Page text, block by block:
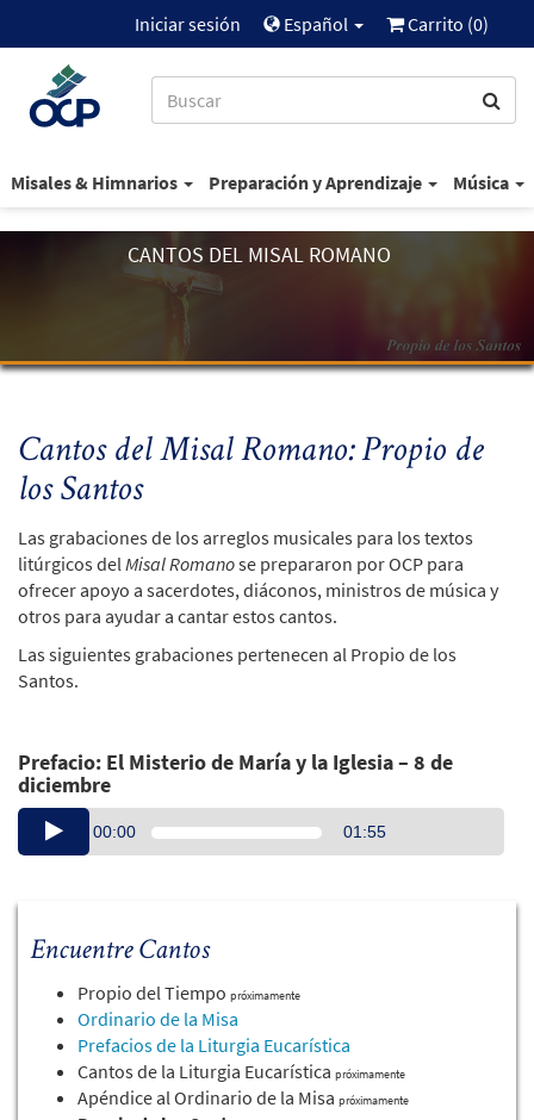
Iniciar sesión Español Carrito (0)
Misales & Himnarios Preparación y Aprendizaje Música
CANTOS DEL MISAL ROMANO
Cantos del Misal Romano: Propio de
los Santos
Las grabaciones de los arreglos musicales para los textos
litúrgicos delMisal Romanose prepararon por OCP para
ofrecer apoyo a sacerdotes, diáconos, ministros de música y
otros para ayudar a cantar estos cantos.
Las siguientes grabaciones pertenecen al Propio de los
Santos.
Prefacio: El Misterio de María y la Iglesia – 8 de
diciembre
Audio
Player
00:00 01:55
Encuentre Cantos
Propio del Tiempo próximamente
Ordinario de la Misa
Prefacios de la Liturgia Eucarística
Cantos de la Liturgia Eucarística próximamente
Apéndice al Ordinario de la Misa próximamente